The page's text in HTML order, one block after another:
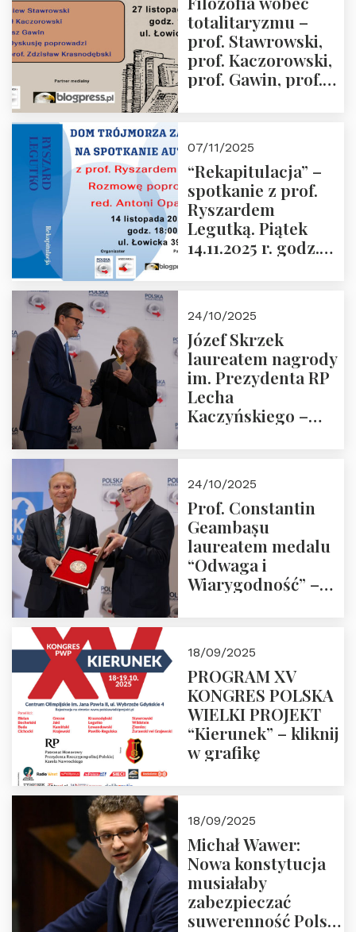
Sobolewski – 4
grudnia 2025 r.
godz. 18:00.
totalitaryzmu –
prof. Stawrowski,
prof. Kaczorowski,
prof. Gawin, prof.
07/11/2025
“Rekapitulacja” –
spotkanie z prof.
Ryszardem
Legutką. Piątek
14.11.2025 r. godz.
24/10/2025
Józef Skrzek
laureatem nagrody
im. Prezydenta RP
Lecha
Kaczyńskiego –
24/10/2025
Prof. Constantin
Geambașu
laureatem medalu
“Odwaga i
Wiarygodność” –
18/09/2025
PROGRAM XV
KONGRES POLSKA
WIELKI PROJEKT
“Kierunek” – kliknij
w grafikę
18/09/2025
Michał Wawer:
Nowa konstytucja
musiałaby
zabezpieczać
suwerenność Polski